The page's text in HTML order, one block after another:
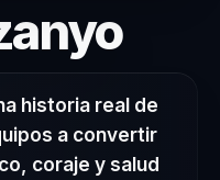
–
historia real de
a convertir
coraje y salud